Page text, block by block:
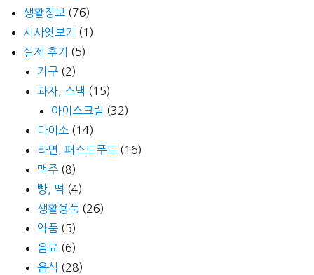
생활정보 (76)
시사엿보기
(1)
실제 후기
(5)
가구 (2)
과자, 스낵 (15)
아이스크림 (32)
다이소 (14)
라면, 패스트푸드 (16)
맥주 (8)
빵, 떡 (4)
생활용품 (26)
약품 (5)
음료 (6)
음식 (28)